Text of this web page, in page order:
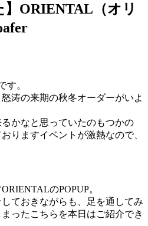
】ORIENTAL（オリ
す。
涛の来期の秋冬オーダーがいよ
かなと思っていたのもつかの
りますイベントが激熱なので、
のPOPUP。
ておきながらも、足を通してみ
ったこちらを本日はご紹介でき